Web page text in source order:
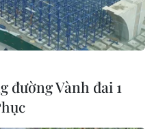
đường Vành đai 1